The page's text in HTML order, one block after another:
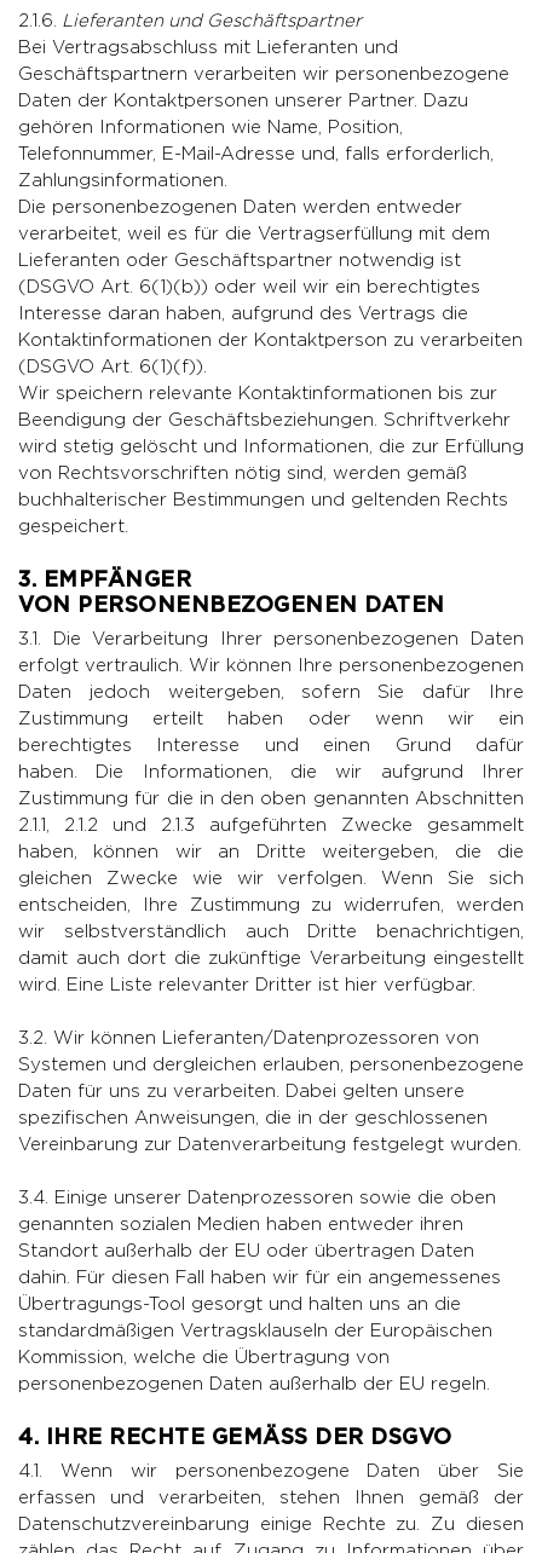
2.1.6. Lieferanten und Geschäftspartner
Bei Vertragsabschluss mit Lieferanten und
Geschäftspartnern verarbeiten wir personenbezogene
Daten der Kontaktpersonen unserer Partner. Dazu
gehören Informationen wie Name, Position,
Telefonnummer, E-Mail-Adresse und, falls erforderlich,
Zahlungsinformationen.
Die personenbezogenen Daten werden entweder
verarbeitet, weil es für die Vertragserfüllung mit dem
Lieferanten oder Geschäftspartner notwendig ist
(DSGVO Art. 6(1)(b)) oder weil wir ein berechtigtes
Interesse daran haben, aufgrund des Vertrags die
Kontaktinformationen der Kontaktperson zu verarbeiten
(DSGVO Art. 6(1)(f)).
Wir speichern relevante Kontaktinformationen bis zur
Beendigung der Geschäftsbeziehungen. Schriftverkehr
wird stetig gelöscht und Informationen, die zur Erfüllung
von Rechtsvorschriften nötig sind, werden gemäß
buchhalterischer Bestimmungen und geltenden Rechts
gespeichert.
3. EMPFÄNGER
VON PERSONENBEZOGENEN DATEN
3.1. Die Verarbeitung Ihrer personenbezogenen Daten
erfolgt vertraulich. Wir können Ihre personenbezogenen
Daten jedoch weitergeben, sofern Sie dafür Ihre
Zustimmung erteilt haben oder wenn wir ein
berechtigtes Interesse und einen Grund dafür
haben. Die Informationen, die wir aufgrund Ihrer
Zustimmung für die in den oben genannten Abschnitten
2.1.1, 2.1.2 und 2.1.3 aufgeführten Zwecke gesammelt
haben, können wir an Dritte weitergeben, die die
gleichen Zwecke wie wir verfolgen. Wenn Sie sich
entscheiden, Ihre Zustimmung zu widerrufen, werden
wir selbstverständlich auch Dritte benachrichtigen,
damit auch dort die zukünftige Verarbeitung eingestellt
wird. Eine Liste relevanter Dritter ist hier verfügbar.
3.2. Wir können Lieferanten/Datenprozessoren von
Systemen und dergleichen erlauben, personenbezogene
Daten für uns zu verarbeiten. Dabei gelten unsere
spezifischen Anweisungen, die in der geschlossenen
Vereinbarung zur Datenverarbeitung festgelegt wurden.
3.4. Einige unserer Datenprozessoren sowie die oben
genannten sozialen Medien haben entweder ihren
Standort außerhalb der EU oder übertragen Daten
dahin. Für diesen Fall haben wir für ein angemessenes
Übertragungs-Tool gesorgt und halten uns an die
standardmäßigen Vertragsklauseln der Europäischen
Kommission, welche die Übertragung von
personenbezogenen Daten außerhalb der EU regeln.
4. IHRE RECHTE GEMÄSS DER DSGVO
4.1. Wenn wir personenbezogene Daten über Sie
erfassen und verarbeiten, stehen Ihnen gemäß der
Datenschutzvereinbarung einige Rechte zu. Zu diesen